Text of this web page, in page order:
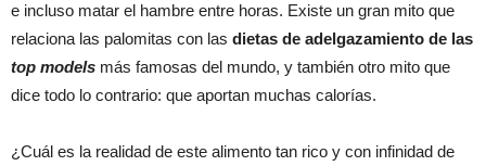
e incluso matar el hambre entre horas. Existe un gran mito que
relaciona las palomitas con las dietas de adelgazamiento de las
top models más famosas del mundo, y también otro mito que
dice todo lo contrario: que aportan muchas calorías.
¿Cuál es la realidad de este alimento tan rico y con infinidad de